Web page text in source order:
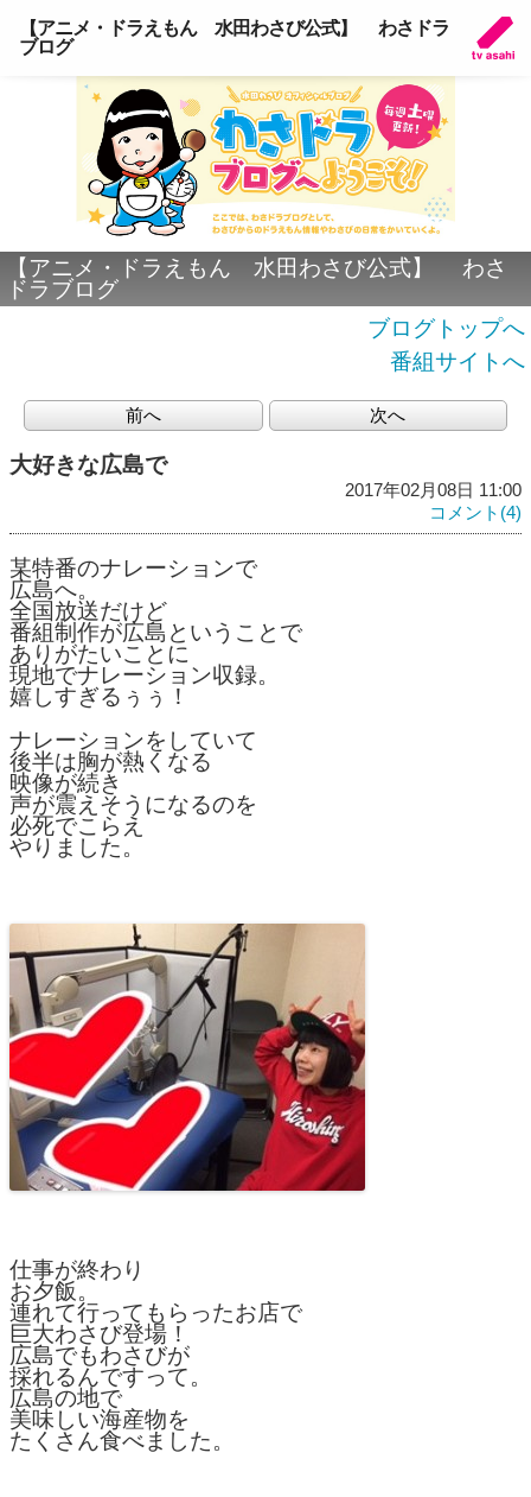
【アニメ・ドラえもん 水田わさび公式】 わさドラ
ブログ
【アニメ・ドラえもん 水田わさび公式】 わさ
ドラブログ
ブログトップへ
番組サイトへ
前へ 次へ
大好きな広島で
2017年02月08日 11:00
コメント(4)
某特番のナレーションで
広島へ。
全国放送だけど
番組制作が広島ということで
ありがたいことに
現地でナレーション収録。
嬉しすぎるぅぅ！
ナレーションをしていて
後半は胸が熱くなる
映像が続き
声が震えそうになるのを
必死でこらえ
やりました。
仕事が終わり
お夕飯。
連れて行ってもらったお店で
巨大わさび登場！
広島でもわさびが
採れるんですって。
広島の地で
美味しい海産物を
たくさん食べました。